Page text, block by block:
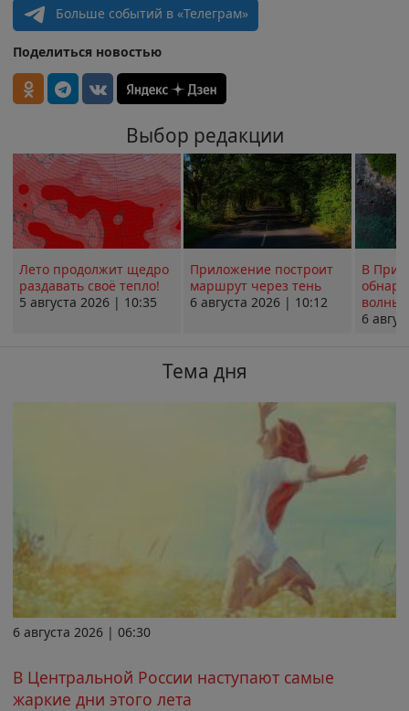
Больше событий в «Телеграм»
Поделиться новостью
Выбор редакции
Лето продолжит щедро
раздавать своё тепло!
5 августа 2026 | 10:35
Приложение построит
маршрут через тень
6 августа 2026 | 10:12
В
волны
6
Тема дня
6 августа 2026 | 06:30
В Центральной России наступают самые
жаркие дни этого лета